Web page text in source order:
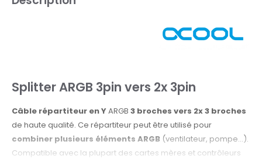
Splitter ARGB 3pin vers 2x 3pin
Câble répartiteur en YARGB 3 broches vers 2x 3 broches
de haute qualité. Ce répartiteur peut être utilisé pour
combiner plusieurs éléments ARGB (ventilateur, pompe...).
Compatible avec la plupart des cartes mères et contrôleurs